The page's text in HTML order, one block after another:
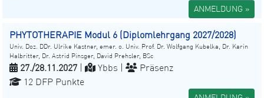
ANMELDUNG »
PHYTOTHERAPIE Modul 6 (Diplomlehrgang 2027/2028)
Univ. Doz. DDr. Ulrike Kastner, emer. o. Univ. Prof. Dr. Wolfgang Kubelka, Dr. Karin
Halbritter, Dr. Astrid Pinsger, David Prehsler, BSc
27./28.11.2027 Ybbs |
Präsenz
12 DFP Punkte